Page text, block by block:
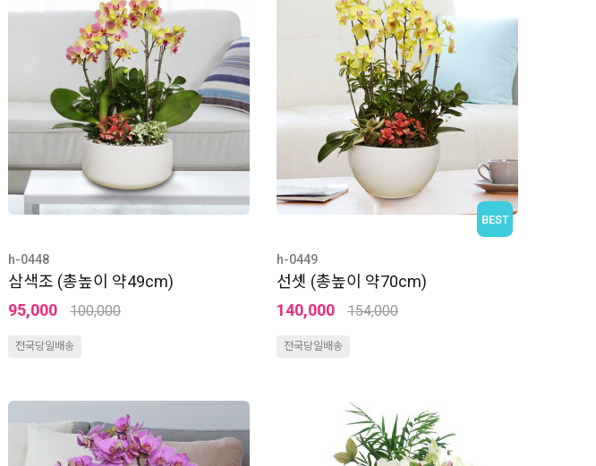
h-0448
삼색조 (총높이 약49cm)
95,000
100,000
전국당일배송
BEST
h-0449
선셋 (총높이 약70cm)
140,000
154,000
전국당일배송